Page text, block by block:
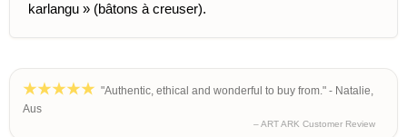
karlangu » (bâtons à creuser).
"Authentic, ethical and wonderful to buy from." - Natalie,
Aus
– ART ARK Customer Review